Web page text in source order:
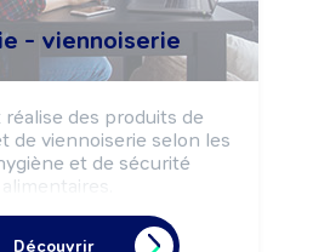
- viennoiserie
des produits de
de viennoiserie selon les
et de sécurité
alimentaires.
viennoiserie.
Découvrir